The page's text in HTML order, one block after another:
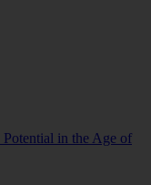
in the Age of